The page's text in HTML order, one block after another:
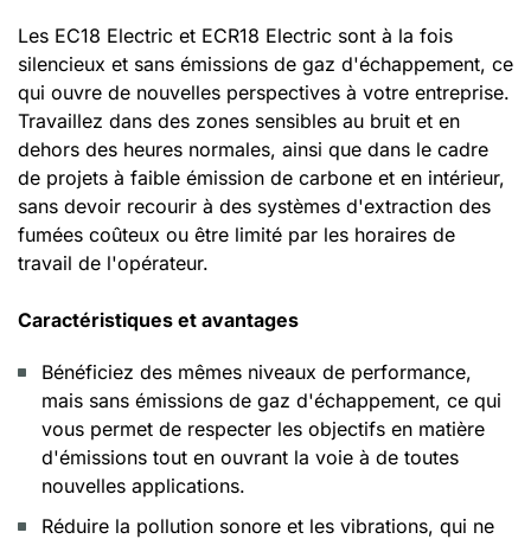
Les EC18 Electric et ECR18 Electric sont à la fois
silencieux et sans émissions de gaz d'échappement, ce
qui ouvre de nouvelles perspectives à votre entreprise.
Travaillez dans des zones sensibles au bruit et en
dehors des heures normales, ainsi que dans le cadre
de projets à faible émission de carbone et en intérieur,
sans devoir recourir à des systèmes d'extraction des
fumées coûteux ou être limité par les horaires de
travail de l'opérateur.
Caractéristiques et avantages
Bénéficiez des mêmes niveaux de performance,
mais sans émissions de gaz d'échappement, ce qui
vous permet de respecter les objectifs en matière
d'émissions tout en ouvrant la voie à de toutes
nouvelles applications.
Réduire la pollution sonore et les vibrations, qui ne